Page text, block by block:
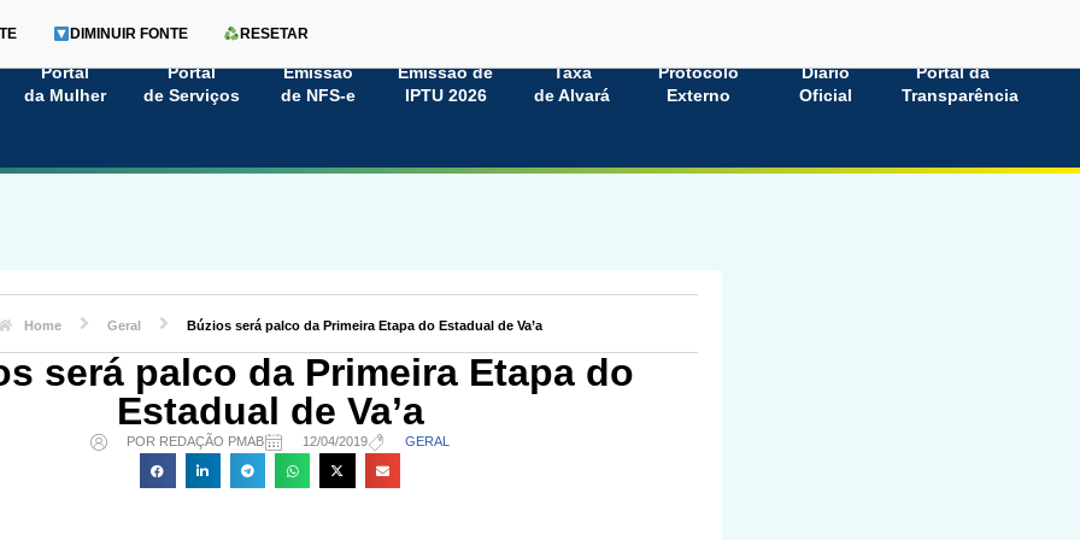
Portal
da Mulher
Portal
de Serviços
Emissão
de NFS-e
Emissão de
IPTU 2026
Taxa
de Alvará
Protocolo
Externo
Diário
Oficial
Portal da
Transparência
DIMINUIR FONTE RESETAR
Home Geral Búzios será palco da Primeira Etapa do Estadual de Va’a
será palco da Primeira Etapa do
Estadual de Va’a
POR REDAÇÃO PMAB 12/04/2019 GERAL